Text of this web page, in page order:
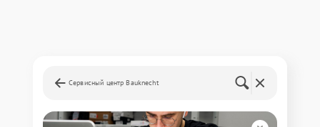
Сервисный центр Bauknecht